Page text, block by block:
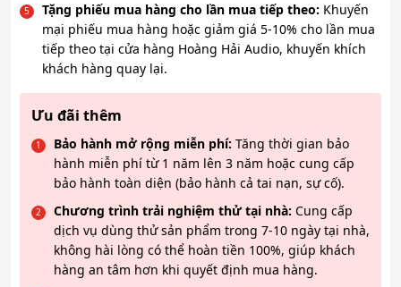
Tặng phiếu mua hàng cho lần mua tiếp theo: Khuyến
mại phiếu mua hàng hoặc giảm giá 5-10% cho lần mua
tiếp theo tại cửa hàng Hoàng Hải Audio, khuyến khích
khách hàng quay lại.
Ưu đãi thêm
Bảo hành mở rộng miễn phí: Tăng thời gian bảo
hành miễn phí từ 1 năm lên 3 năm hoặc cung cấp
bảo hành toàn diện (bảo hành cả tai nạn, sự cố).
Chương trình trải nghiệm thử tại nhà: Cung cấp
dịch vụ dùng thử sản phẩm trong 7-10 ngày tại nhà,
không hài lòng có thể hoàn tiền 100%, giúp khách
hàng an tâm hơn khi quyết định mua hàng.